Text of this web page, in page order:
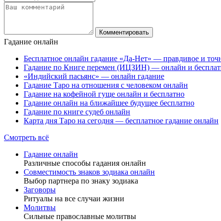
Гадание онлайн
Бесплатное онлайн гадание «Да-Нет» — правдивое и
Гадание по Книге перемен (ИЦЗИН) — онлайн и
«Индийский пасьянс» — онлайн гадание
Гадание Таро на отношения с человеком онлайн
Гадание на кофейной гуще онлайн и бесплатно
Гадание онлайн на ближайшее будущее бесплатно
Гадание по книге судеб онлайн
Карта дня Таро на сегодня — бесплатное гадание онлайн
Смотреть всё
Гадание онлайн
Различные способы гадания онлайн
Совместимость знаков зодиака онлайн
Выбор партнера по знаку зодиака
Заговоры
Ритуалы на все случаи жизни
Молитвы
Сильные православные молитвы